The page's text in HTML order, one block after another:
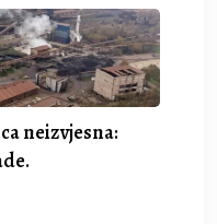
neizvjesna: